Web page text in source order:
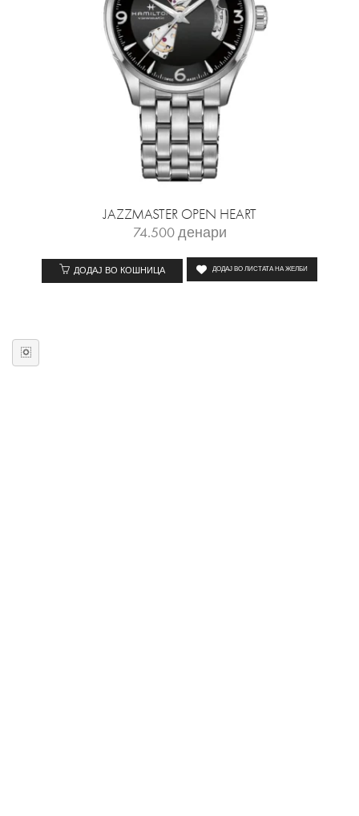
JAZZMASTER OPEN HEART
74.500денари
ДОДАЈ ВО КОШНИЦА ДОДАЈ ВО ЛИСТАТА НА ЖЕЛБИ